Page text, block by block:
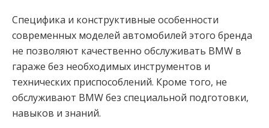
Специфика и конструктивные особенности
современных моделей автомобилей этого бренда
не позволяют качественно обслуживать BMW в
гараже без необходимых инструментов и
технических приспособлений. Кроме того, не
обслуживают BMW без специальной подготовки,
навыков и знаний.